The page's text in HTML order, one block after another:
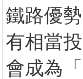
鐵路優
有相當
會成為